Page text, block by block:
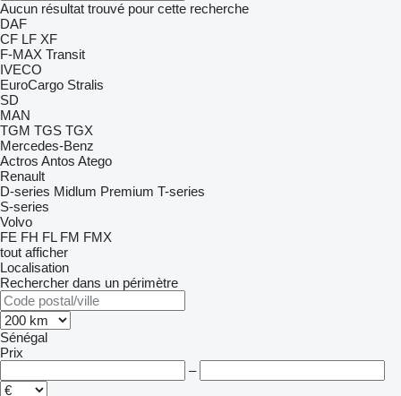
Aucun résultat trouvé pour cette recherche
DAF
CF LF XF
F-MAX Transit
IVECO
EuroCargo Stralis
SD
MAN
TGM TGS TGX
Mercedes-Benz
Actros Antos Atego
Renault
D-series Midlum Premium T-series
S-series
Volvo
FE FH FL FM FMX
tout afficher
Localisation
Rechercher dans un périmètre
Sénégal
Prix
–